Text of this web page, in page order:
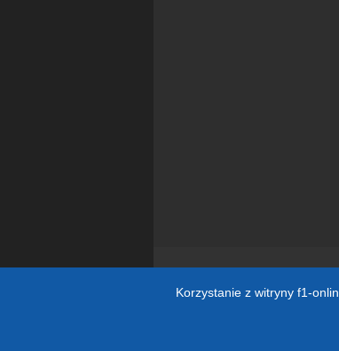
Korzystanie z witryny f1-